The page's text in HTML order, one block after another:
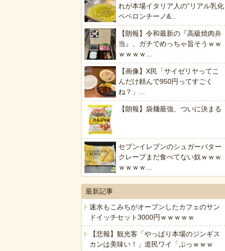
れが本場イタリア人の”リアル乳化
ペペロンチーノ&...
【朗報】令和最新の『高級焼肉弁
当』、ガチでめっちゃ旨そうｗｗ
ｗｗｗｗ...
【画像】X民「サイゼリヤってこ
んだけ頼んで950円ってすごく
ね？」...
【朗報】袋麺最強、ついに決まる
セブンイレブンのシュガーバター
クレープまだ食べてない奴ｗｗｗ
ｗｗｗｗ...
最新記事
速水もこみちがオープンしたカフェのサン
ドイッチセット3000円ｗｗｗｗｗ
【悲報】観光客「やっぱり本場のジンギス
カンは美味い！」道民ワイ「ぷっｗｗｗ